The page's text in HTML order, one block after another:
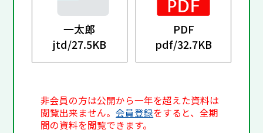
一太郎
jtd/27.5KB
PDF
pdf/32.7KB
非会員の方は公開から一年を超えた資料は
閲覧出来ません。会員登録をすると、全期
間の資料を閲覧できます。